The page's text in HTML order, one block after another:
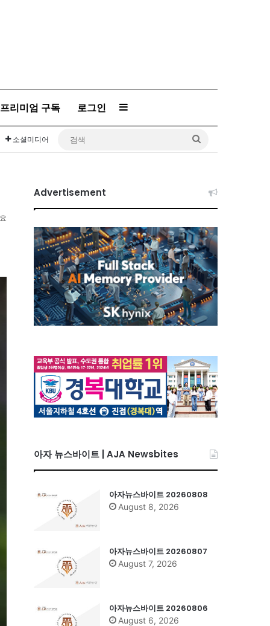
프리미엄 구독 로그인 Sidebar
소셜미디어
Advertisement
아자 뉴스바이트 | AJA Newsbites
아자뉴스바이트 20260808
August 8, 2026
아자뉴스바이트 20260807
August 7, 2026
아자뉴스바이트 20260806
August 6, 2026